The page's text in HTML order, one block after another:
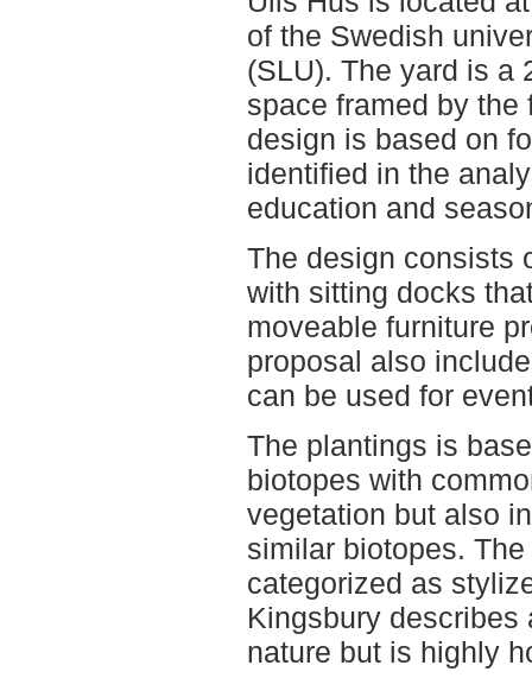
of the Swedish
(SLU). The yard is a
space framed by
design is based on
identified in the
education and
The design consists
with sitting docks
moveable furniture
proposal also
can be used for
The plantings is
biotopes with
vegetation but also
similar biotopes.
categorized as
Kingsbury describes
nature but is highly